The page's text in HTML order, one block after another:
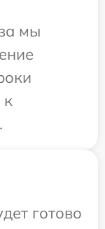
мы
к
готово